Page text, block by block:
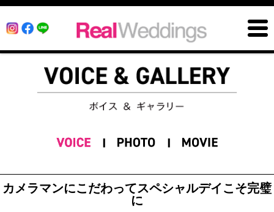
カメラマンにこだわってスペシャルデイこそ完璧
に